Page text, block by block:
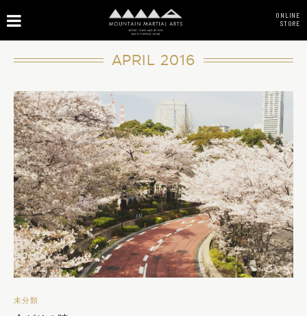
ONLINE
STORE
APRIL 2016
未分類